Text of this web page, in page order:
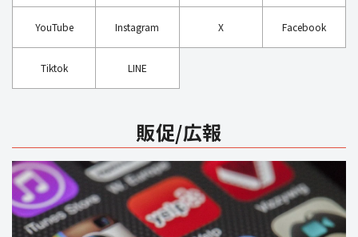
YouTube Instagram X Facebook
Tiktok LINE
販促/広報